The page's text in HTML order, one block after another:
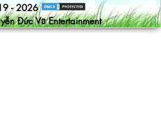
- 2026
Đức Vũ Entertainment